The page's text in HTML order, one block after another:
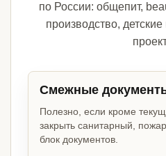
по России: общепит,
производство,
Смежные
Полезно, если кроме
закрыть санитарный,
блок документов.